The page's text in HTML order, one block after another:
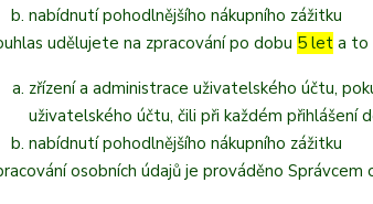
nabídnutí pohodlnějšího nákupního zážitku
udělujete na zpracování po dobu 5 let a to
zřízení a administrace uživatelského účtu,
uživatelského účtu, čili při každém přihlášení
nabídnutí pohodlnějšího nákupního zážitku
osobních údajů je prováděno